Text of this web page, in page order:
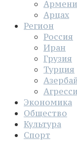
Арцах
Регион
Россия
Иран
Грузия
Турция
Экономика
Общество
Культура
Спорт